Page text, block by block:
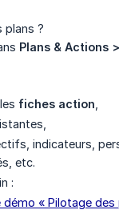
plans ?
Plans & Actions
fiches action
indicateurs,
etc.
:
démo « Pilotage des